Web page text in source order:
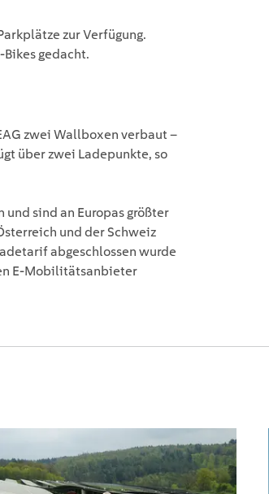
zur Verfügung.
gedacht.
zwei Wallboxen verbaut –
über zwei Ladepunkte, so
sind an Europas größter
und der Schweiz
abgeschlossen wurde
E-Mobilitätsanbieter